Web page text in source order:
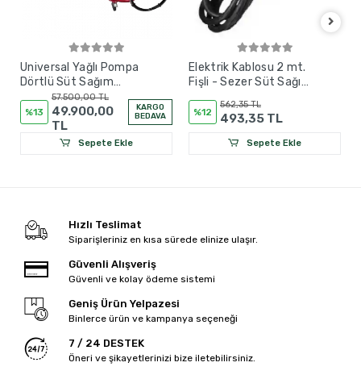
Universal Yağlı Pompa
Dörtlü Süt Sağım
Makinesi 80 Litre
(Ahtapot Model)
%13
57.500,00 TL
49.900,00
TL
KARGO
BEDAVA
Sepete Ekle
Elektrik Kablosu 2 mt.
Fişli - Sezer Süt Sağım
%12
562,35 TL
493,35 TL
Sepete Ekle
Hızlı Teslimat
Siparişleriniz en kısa sürede elinize ulaşır.
Güvenli Alışveriş
Güvenli ve kolay ödeme sistemi
Geniş Ürün Yelpazesi
Binlerce ürün ve kampanya seçeneği
7 / 24 DESTEK
Öneri ve şikayetlerinizi bize iletebilirsiniz.